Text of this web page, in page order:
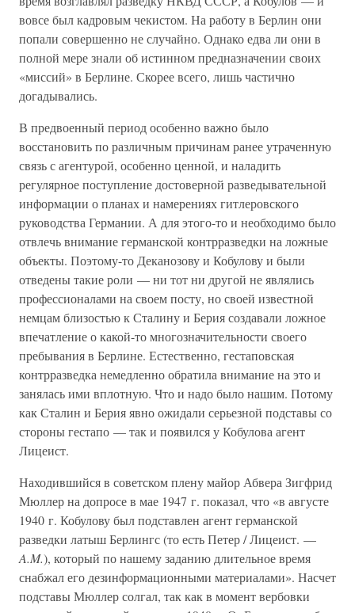
вовсе был кадровым чекистом. На работу в Берлин они
попали совершенно не случайно. Однако едва ли они в
полной мере знали об истинном предназначении своих
«миссий» в Берлине. Скорее всего, лишь частично
догадывались.
В предвоенный период особенно важно было
восстановить по различным причинам ранее утраченную
связь с агентурой, особенно ценной, и наладить
регулярное поступление достоверной разведывательной
информации о планах и намерениях гитлеровского
руководства Германии. А для этого-то и необходимо было
отвлечь внимание германской контрразведки на ложные
объекты. Поэтому-то Деканозову и Кобулову и были
отведены такие роли — ни тот ни другой не являлись
профессионалами на своем посту, но своей известной
немцам близостью к Сталину и Берия создавали ложное
впечатление о какой-то многозначительности своего
пребывания в Берлине. Естественно, гестаповская
контрразведка немедленно обратила внимание на это и
занялась ими вплотную. Что и надо было нашим. Потому
как Сталин и Берия явно ожидали серьезной подставы со
стороны гестапо — так и появился у Кобулова агент
Лицеист.
Находившийся в советском плену майор Абвера Зигфрид
Мюллер на допросе в мае 1947 г. показал, что «в августе
1940 г. Кобулову был подставлен агент германской
разведки латыш Берлингс (то есть Петер / Лицеист. —
A.M.), который по нашему заданию длительное время
снабжал его дезинформационными материалами». Насчет
подставы Мюллер солгал, так как в момент вербовки